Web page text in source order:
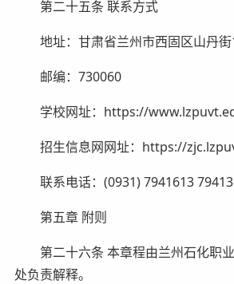
第二十五条 联系方式
地址：甘肃省兰州市西固区山丹街
邮编：730060
学校网址：https://
招生信息网网址：https://
联系电话：(0931) 7941613
第五章 附则
第二十六条 本章程由兰州石化职
处负责解释。